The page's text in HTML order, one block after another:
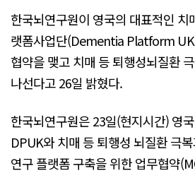
한국뇌연구원이 영국의 대표적인
랫폼사업단(Dementia Platform
협약을 맺고 치매 등 퇴행성뇌질환
나선다고 26일 밝혔다.
한국뇌연구원은 23일(현지시간) 영
DPUK와 치매 등 퇴행성 뇌질환 극
연구 플랫폼 구축을 위한 업무협약